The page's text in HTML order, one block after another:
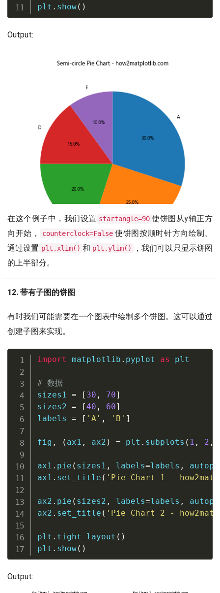
plt . show( )
Output:
在这个例子中，我们设置 startangle=90 使饼图从y轴正方
向开始，
counterclock=False 使饼图按顺时针方向绘制。
通过设置 plt.xlim() 和 plt.ylim()
，我们可以只显示饼图
的上半部分。
12. 带有子图的饼图
有时我们可能需要在一个图表中绘制多个饼图。这可以通过
创建子图来实现。
import matplotlib . pyplot as plt
# 数据
sizes1 = [ 30 , 70]
sizes2 = [40 , 60]
labels = [ 'A' , 'B' ]
fig , ( ax1 , ax2 ) = plt . subplots ( 1 , 2 ,
ax1 . pie ( sizes1 , labels=labels ,
ax1 . set_title ( 'Pie Chart 1 -
ax2 . pie ( sizes2 , labels=labels ,
ax2 . set_title ( 'Pie Chart 2 -
plt . tight_layout ( )
plt . show( )
Output: